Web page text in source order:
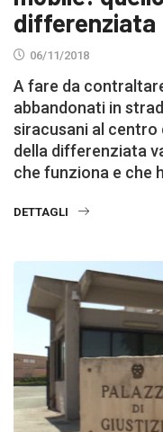
differenziata
06/11/2018
A fare da
abbandonati in
siracusani al
della differenziata
che funziona e che
DETTAGLI